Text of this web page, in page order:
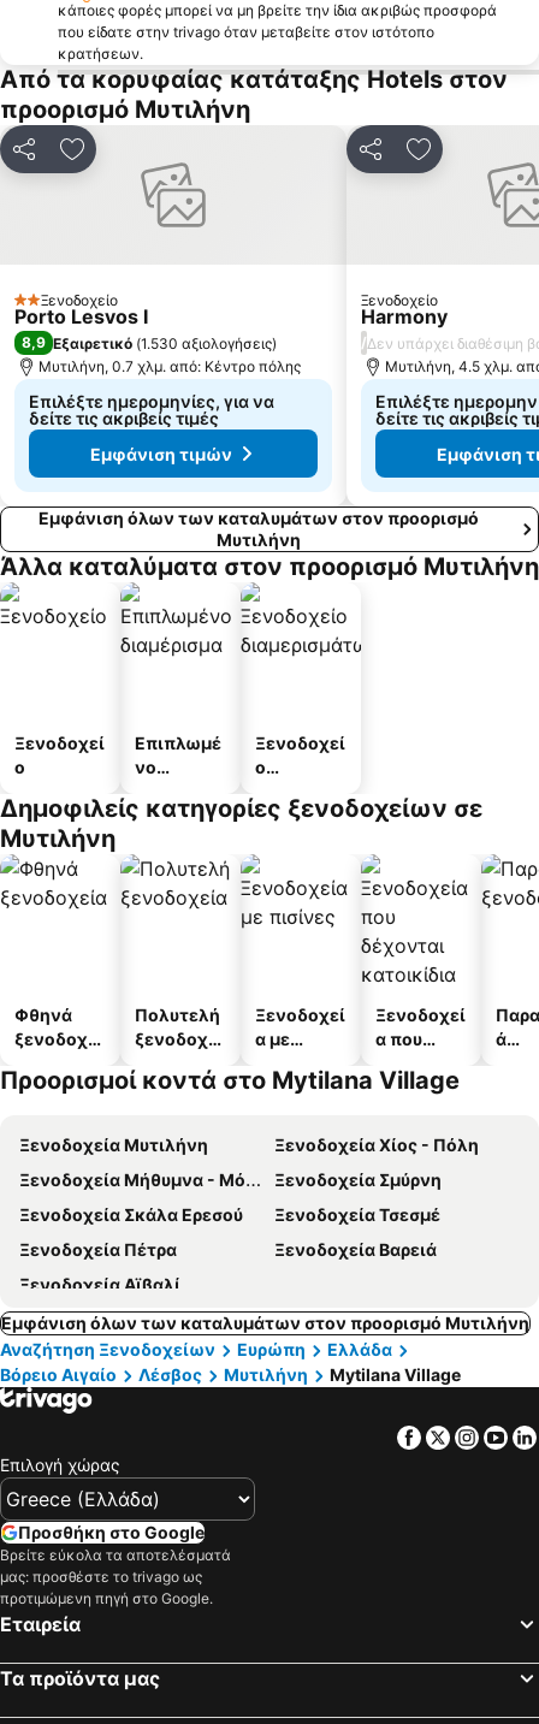
Άγιος Ιωάννης Θεράποντας
Το πανηγύρι των Μιστεγνών
Bademli
Ayvalik Belediye Beach
Kucukkuyu
Yesilyurt
κάποιες φορές μπορεί να μη βρείτε την ίδια ακριβώς προσφορά
που είδατε στην trivago όταν μεταβείτε στον ιστότοπο
κρατήσεων.
Από τα κορυφαίας κατάταξης Hotels στον
προορισμό Μυτιλήνη
ΚοινοποίησηΠροσθήκη στα αγαπημένα
2 Αστέρια
Ξενοδοχείο
Porto Lesvos I
8,9 Εξαιρετικό (1.530 αξιολογήσεις)
Μυτιλήνη, 0.7 χλμ. από: Κέντρο πόλης
Επιλέξτε ημερομηνίες, για να
δείτε τις ακριβείς τιμές
Εμφάνιση τιμών
ΚοινοποίησηΠροσθήκη
Ξενοδοχείο
Harmony
/Δεν υπάρχει διαθέσιμη
Μυτιλήνη, 4.5 χλμ.
Επιλέξτε
δείτε τις ακριβείς
Εμφάνιση
Εμφάνιση όλων των καταλυμάτων στον προορισμό
Μυτιλήνη
Άλλα καταλύματα στον προορισμό Μυτιλήνη
Ξενοδοχεί
ο
Επιπλωμέ
νο
α
Ξενοδοχεί
ο
άτων
Δημοφιλείς κατηγορίες ξενοδοχείων σε
Μυτιλήνη
Φθηνά
ξενοδοχεί
Πολυτελή
ξενοδοχεί
Ξενοδοχεί
α με
Ξενοδοχεί
α που
κατοικίδι
ά
Προορισμοί κοντά στο Mytilana Village
Ξενοδοχεία Μυτιλήνη
Ξενοδοχεία Χίος - Πόλη
Ξενοδοχεία Μήθυμνα - Μόλυβος
Ξενοδοχεία Σμύρνη
Ξενοδοχεία Σκάλα Ερεσού
Ξενοδοχεία Τσεσμέ
Ξενοδοχεία Πέτρα
Ξενοδοχεία Βαρειά
Ξενοδοχεία Αϊβαλί
Εμφάνιση όλων των καταλυμάτων στον προορισμό Μυτιλήνη
Αναζήτηση Ξενοδοχείων
Ευρώπη
Ελλάδα
Βόρειο Αιγαίο
Λέσβος Μυτιλήνη Mytilana Village
Facebook
Twitter
Επιλογή χώρας
Προσθήκη στο Google
Βρείτε εύκολα τα αποτελέσματά
μας: προσθέστε το trivago ως
προτιμώμενη πηγή στο Google.
Εταιρεία
Τα προϊόντα μας